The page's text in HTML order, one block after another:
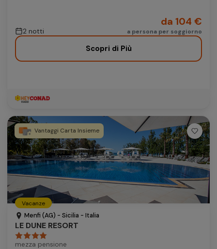
2 notti
da 104 €
a persona per soggiorno
Scopri di Più
Vantaggi Carta Insieme
Vacanze
Menfi (AG) - Sicilia - Italia
LE DUNE RESORT
mezza pensione